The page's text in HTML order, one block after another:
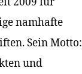
namhafte
Sein Motto:
und